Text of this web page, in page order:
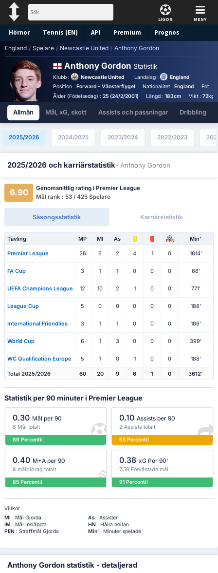
LIGOR MENY
Hörnor Tennis (EN) API Premium Prognos
England / Spelare / Newcastle United / Anthony Gordon
Anthony Gordon Statistik
Klubb : Newcastle United Landslag :
England
Position : Forward - Vänsterflygel Nationalitet :England Fot :
Ålder (Födelsedag) : 25 (24/2/2001) Längd :183cm Vikt : 72kg
Allmän Mål, xG, skott Assists och passningar Dribbling
2025/2026 2024/2025 2023/2024 2022/2023
2025/2026 och karriärstatistik- Anthony Gordon
6.90
Genomsnittlig rating i Premier League
Mål rank : 53 / 425 Spelare
Säsongsstatistik Karriärstatistik
Tävling MP Ml As PEN Min'
Premier League 26 6 2 4 1 0 1814'
FA Cup 3 1 1 0 0 0 66'
UEFA Champions League 12 10 2 1 0 0 771'
League Cup 5 0 0 0 0 0 188'
International Friendlies 3 1 1 0 0 0 186'
World Cup 6 1 3 0 0 0 399'
WC Qualification Europe 5 1 0 1 0 0 188'
Total 2025/2026 60 20 9 6 1 0 3612'
Statistik per 90 minuter i Premier League
0.30 Mål per 90
6 Mål totalt
89 Percentil
0.10 Assists per 90
2 Assists totalt
65 Percentil
0.40 M+A per 90
8 målbidrag totalt
85 Percentil
0.38 xG Per 90'
7.58 Förväntade mål
91 Percentil
Villkor :
Ml : Mål Gjorda As: Assister
IM : Mål Insläppta HN: Hålla nollan
PEN: Straffmål Gjorda Min': Minuter spelade
Anthony Gordon statistik - detaljerad